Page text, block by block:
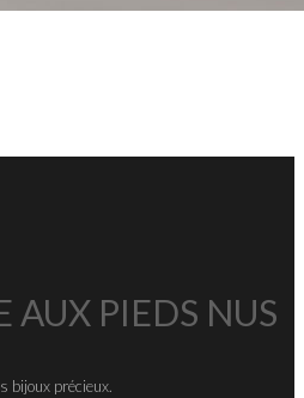
AUX PIEDS NUS
bijoux précieux.